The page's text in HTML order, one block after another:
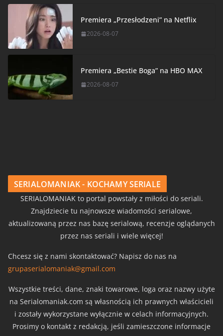
Premiera „Przesłodzeni” na Netflix
2026-08-07
Premiera „Bestie Boga” na HBO MAX
2026-08-07
SERIALOMANIAK - KOCHAMY SERIALE
SERIALOMANIAK to portal powstały z miłości do seriali.
Znajdziecie tu najnowsze wiadomości serialowe,
aktualizowaną przez nas bazę serialową, recenzje oglądanych
przez nas seriali i wiele więcej!
Chcesz się z nami skontaktować? Napisz do nas na
grupaserialomaniak@gmail.com
Wszystkie treści, dane, znaki towarowe, loga oraz nazwy użyte
na Serialomaniak.com są własnością ich prawnych właścicieli
i zostały wykorzystane wyłącznie w celach informacyjnych.
Prosimy o kontakt z redakcją, jeśli zamieszczone informacje